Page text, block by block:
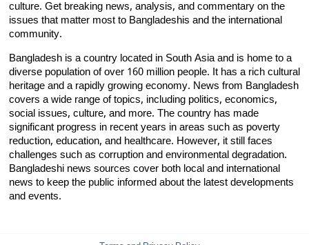
culture. Get breaking news, analysis, and commentary on the
issues that matter most to Bangladeshis and the international
community.
Bangladesh is a country located in South Asia and is home to a
diverse population of over 160 million people. It has a rich cultural
heritage and a rapidly growing economy. News from Bangladesh
covers a wide range of topics, including politics, economics,
social issues, culture, and more. The country has made
significant progress in recent years in areas such as poverty
reduction, education, and healthcare. However, it still faces
challenges such as corruption and environmental degradation.
Bangladeshi news sources cover both local and international
news to keep the public informed about the latest developments
and events.